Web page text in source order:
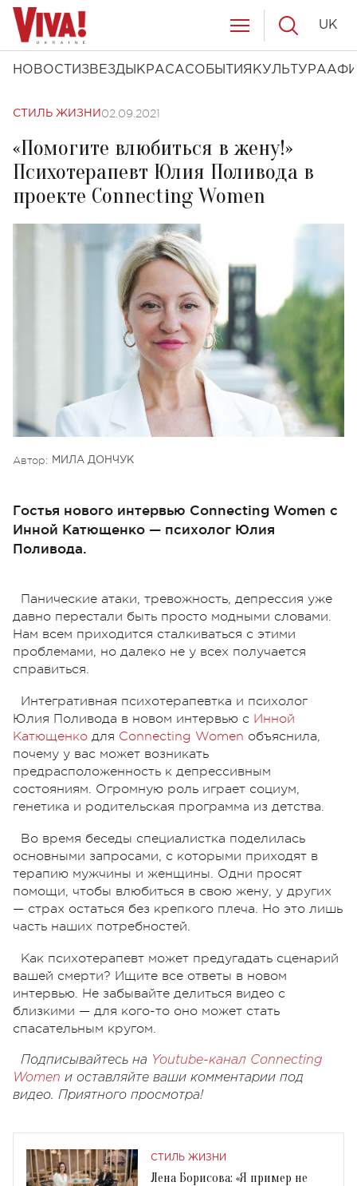
НОВОСТИ ЗВЕЗДЫ КРАСАСОБЫТИЯ КУЛЬТУРА
UK
СТИЛЬ ЖИЗНИ 02.09.2021
«Помогите влюбиться в жену!»
Психотерапевт Юлия Поливода в
проекте Connecting Women
Автор: МИЛА ДОНЧУК
Гостья нового интервью Connecting Women с
Инной Катющенко — психолог Юлия
Поливода.
Панические атаки, тревожность, депрессия уже
давно перестали быть просто модными словами.
Нам всем приходится сталкиваться с этими
проблемами, но далеко не у всех получается
справиться.
Интегративная психотерапевтка и психолог
Юлия Поливода в новом интервью с Инной
Катющенко для Connecting Women объяснила,
почему у вас может возникать
предрасположенность к депрессивным
состояниям. Огромную роль играет социум,
генетика и родительская программа из детства.
Во время беседы специалистка поделилась
основными запросами, с которыми приходят в
терапию мужчины и женщины. Одни просят
помощи, чтобы влюбиться в свою жену, у других
— страх остаться без крепкого плеча. Но это лишь
часть наших потребностей.
Как психотерапевт может предугадать сценарий
вашей смерти? Ищите все ответы в новом
интервью. Не забывайте делиться видео с
близкими — для кого-то оно может стать
спасательным кругом.
Подписывайтесь на Youtube-канал Connecting
Women и оставляйте ваши комментарии под
видео. Приятного просмотра!
СТИЛЬ ЖИЗНИ
Лена Борисова: «Я пример не